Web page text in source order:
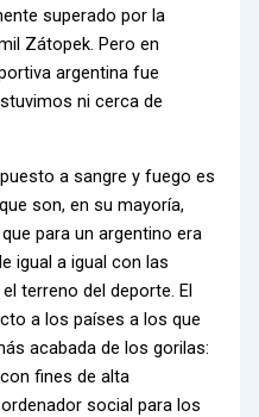
superado por la
Zátopek. Pero en
argentina fue
ni cerca de
a sangre y fuego es
son, en su mayoría,
para un argentino era
igual a igual con las
terreno del deporte. El
a los países a los que
acabada de los gorilas:
fines de alta
social para los